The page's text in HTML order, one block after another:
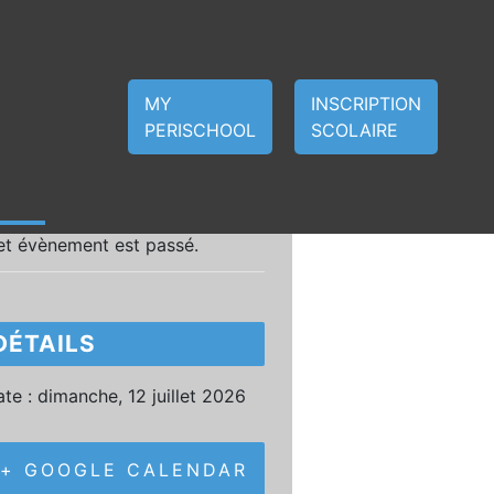
MY
PERISCHOOL
INSCRIPTION
SCOLAIRE
évènement est passé.
: dimanche, 12 juillet 2026
+ GOOGLE CALENDAR